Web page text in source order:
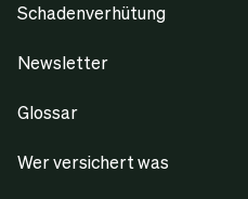
Schadenverhütung
Newsletter
Glossar
Wer versichert was